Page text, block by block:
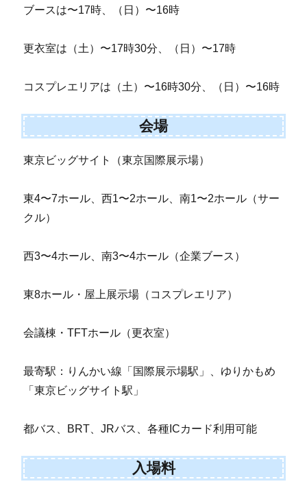
ブースは〜17時、（日）〜16時
更衣室は（土）〜17時30分、（日）〜17時
コスプレエリアは（土）〜16時30分、（日）〜16時
会場
東京ビッグサイト（東京国際展示場）
東4〜7ホール、西1〜2ホール、南1〜2ホール（サー
クル）
西3〜4ホール、南3〜4ホール（企業ブース）
東8ホール・屋上展示場（コスプレエリア）
会議棟・TFTホール（更衣室）
最寄駅：りんかい線「国際展示場駅」、ゆりかもめ
「東京ビッグサイト駅」
都バス、BRT、JRバス、各種ICカード利用可能
入場料